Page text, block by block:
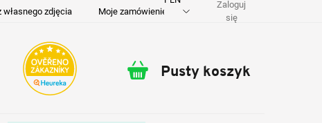
własnego zdjęcia Moje zamówienie Dostawa i płatność
Zaloguj
się
Koszyk
Pusty koszyk